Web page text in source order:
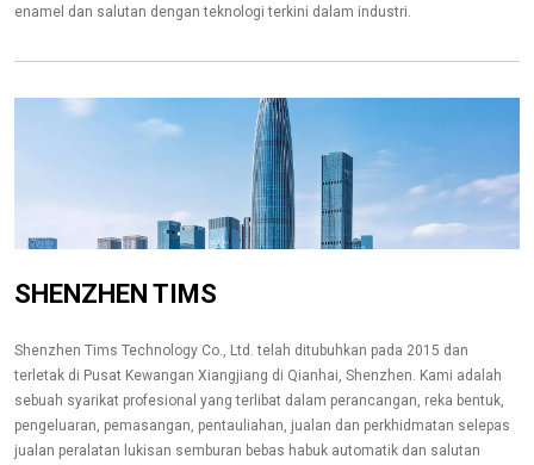
enamel dan salutan dengan teknologi terkini dalam industri.
SHENZHEN TIMS
Shenzhen Tims Technology Co., Ltd. telah ditubuhkan pada 2015 dan
terletak di Pusat Kewangan Xiangjiang di Qianhai, Shenzhen. Kami adalah
sebuah syarikat profesional yang terlibat dalam perancangan, reka bentuk,
pengeluaran, pemasangan, pentauliahan, jualan dan perkhidmatan selepas
jualan peralatan lukisan semburan bebas habuk automatik dan salutan